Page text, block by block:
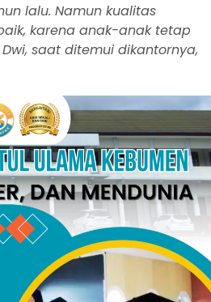
lalu. Namun kualitas
karena anak-anak tetap
saat ditemui dikantornya,